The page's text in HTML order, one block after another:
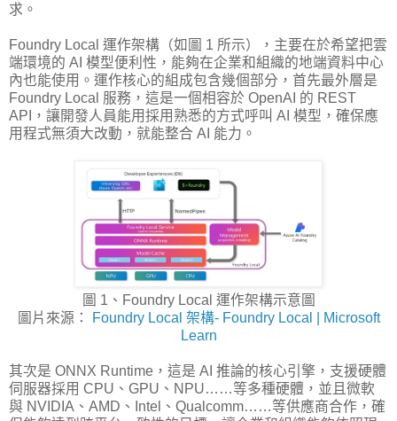
求。
Foundry Local 運作架構（如圖 1 所示），主要在於希望把雲
端環境的 AI 模型便利性，能夠在企業和組織的地端資料中心
內也能使用。運作核心的組成包含幾個部分，首先最外層是
Foundry Local 服務，這是一個相容於 OpenAI 的 REST
API，讓開發人員能用採用熟悉的方式呼叫 AI 模型，確保應
用程式無須大改動，就能整合 AI 能力。
圖 1、Foundry Local 運作架構示意圖
圖片來源：
Foundry Local 架構- Foundry Local | Microsoft
Learn
其次是 ONNX Runtime，這是 AI 推論的核心引擎，支援硬體
伺服器採用 CPU、GPU、NPU……等多種硬體，並且微軟
與 NVIDIA、AMD、Intel、Qualcomm……等供應商合作，確